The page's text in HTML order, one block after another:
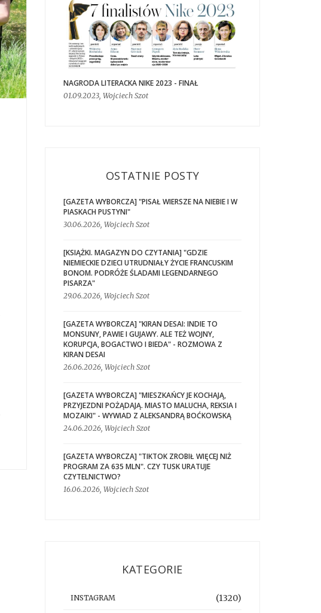
NAGRODA LITERACKA NIKE 2023 - FINAŁ
01.09.2023, Wojciech Szot
OSTATNIE POSTY
[GAZETA WYBORCZA] "PISAŁ WIERSZE NA NIEBIE I W
PIASKACH PUSTYNI"
30.06.2026, Wojciech Szot
[KSIĄŻKI. MAGAZYN DO CZYTANIA] "GDZIE
NIEMIECKIE DZIECI UTRUDNIAŁY ŻYCIE FRANCUSKIM
BONOM. PODRÓŻE ŚLADAMI LEGENDARNEGO
PISARZA"
29.06.2026, Wojciech Szot
[GAZETA WYBORCZA] "KIRAN DESAI: INDIE TO
MONSUNY, PAWIE I GUJAWY. ALE TEŻ WOJNY,
KORUPCJA, BOGACTWO I BIEDA" - ROZMOWA Z
KIRAN DESAI
26.06.2026, Wojciech Szot
[GAZETA WYBORCZA] "MIESZKAŃCY JE KOCHAJĄ,
PRZYJEZDNI POŻĄDAJĄ. MIASTO MALUCHA, REKSIA I
MOZAIKI" - WYWIAD Z ALEKSANDRĄ BOĆKOWSKĄ
24.06.2026, Wojciech Szot
[GAZETA WYBORCZA] "TIKTOK ZROBIŁ WIĘCEJ NIŻ
PROGRAM ZA 635 MLN". CZY TUSK URATUJE
CZYTELNICTWO?
16.06.2026, Wojciech Szot
KATEGORIE
INSTAGRAM (1320)